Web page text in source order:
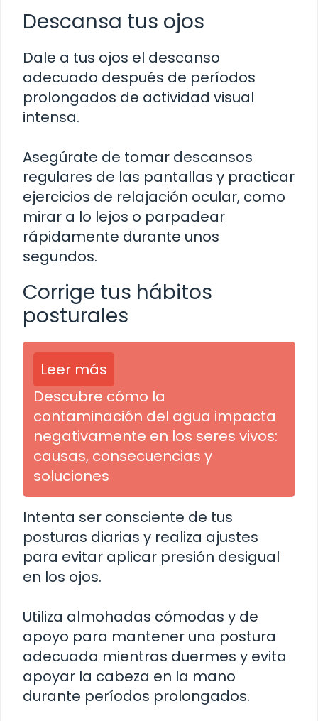
Descansa tus ojos
Dale a tus ojos el descanso
adecuado después de períodos
prolongados de actividad visual
intensa.
Asegúrate de tomar descansos
regulares de las pantallas y practicar
ejercicios de relajación ocular, como
mirar a lo lejos o parpadear
rápidamente durante unos
segundos.
Corrige tus hábitos
posturales
Leer más
Descubre cómo la
contaminación del agua impacta
negativamente en los seres vivos:
causas, consecuencias y
soluciones
Intenta ser consciente de tus
posturas diarias y realiza ajustes
para evitar aplicar presión desigual
en los ojos.
Utiliza almohadas cómodas y de
apoyo para mantener una postura
adecuada mientras duermes y evita
apoyar la cabeza en la mano
durante períodos prolongados.